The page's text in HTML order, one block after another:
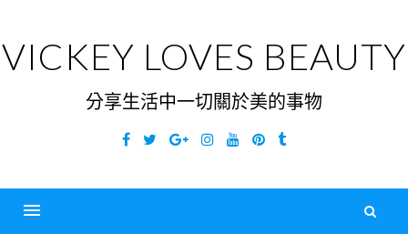
content
VICKEY LOVES BEAUTY
分享生活中一切關於美的事物
Facebook
TwitterGoogleInstagramYouTubePinterest
Tumblr